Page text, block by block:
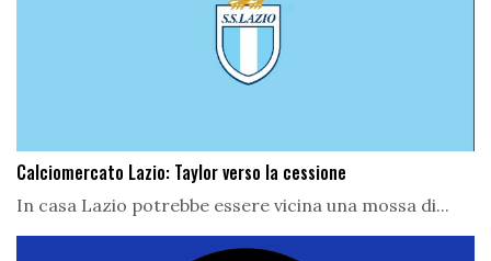
Calciomercato Lazio: Taylor verso la cessione
In casa Lazio potrebbe essere vicina una mossa di...